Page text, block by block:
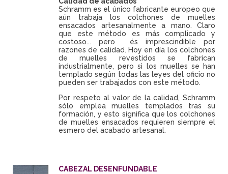
Schramm es el único fabricante europeo que
aún trabaja los colchones de muelles
ensacados artesanalmente a mano. Claro
que este método es más complicado y
costoso... pero és imprescindible por
razones de calidad. Hoy en día los colchones
de muelles revestidos se fabrican
industrialmente, pero si los muelles se han
templado según todas las leyes del oficio no
pueden ser trabajados con este método.
Por respeto al valor de la calidad, Schramm
sólo emplea muelles templados tras su
formación, y esto significa que los colchones
de muelles ensacados requieren siempre el
esmero del acabado artesanal.
CABEZAL DESENFUNDABLE